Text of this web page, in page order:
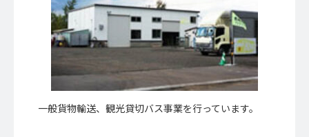
一般貨物輸送、観光貸切バス事業を行っています。